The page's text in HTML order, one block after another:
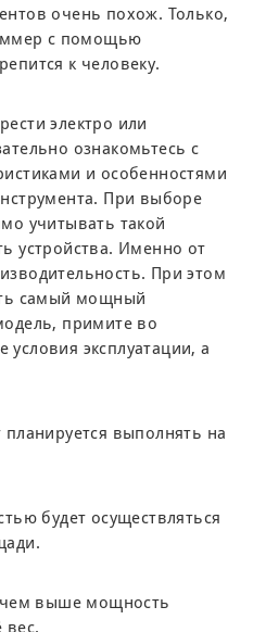
очень похож. Только,
с помощью
к человеку.
электро или
ознакомьтесь с
и особенностями
При выборе
учитывать такой
устройства. Именно от
При этом
самый мощный
примите во
эксплуатации, а
выполнять на
будет осуществляться
чем выше мощность
вес.